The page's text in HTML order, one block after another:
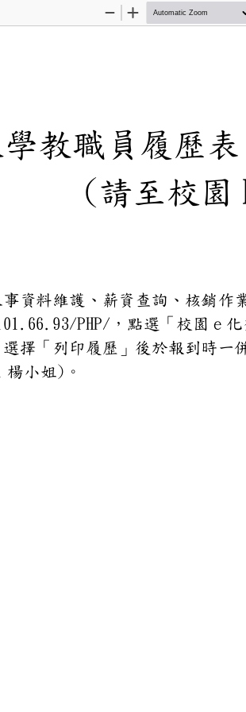
Zoom
Zoom
學教職
(請至
之人事資料維護、
PHP/
區」選擇「列印履
楊小姐)。